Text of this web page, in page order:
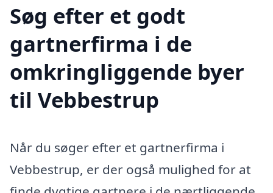
Søg efter et godt
gartnerfirma i de
omkringliggende byer
til Vebbestrup
Når du søger efter et gartnerfirma i
Vebbestrup, er der også mulighed for at